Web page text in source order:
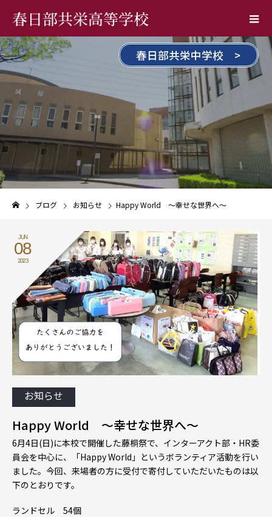
春日部共栄高等学校
春日部共栄中学校 >
ブログ お知らせ Happy World 〜幸せな世界へ〜
JUN
08
2023
お知らせ
Happy World 〜幸せな世界へ〜
6月4日(日)に本校で開催した藤桐祭で、インターアクト部・HR委
員会を中心に、「Happy World」というボランティア活動を行い
ました。今回、来場者の方に受付で寄付していただいたものは以
下のとおりです。
ランドセル 54個